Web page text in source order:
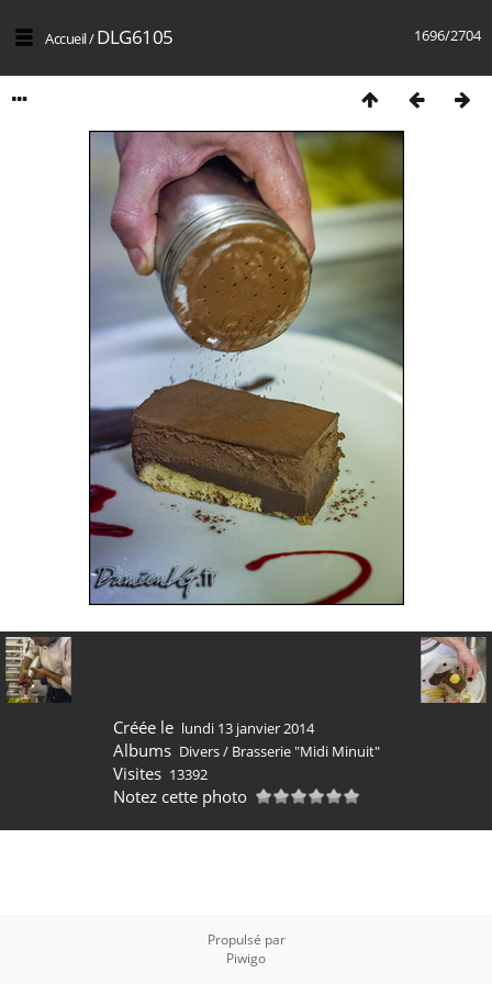
1696/2704
Accueil/DLG6105
Créée le lundi 13 janvier 2014
Albums Divers/ Brasserie "Midi Minuit"
Visites 13392
Notez cette photo
Propulsé par
Piwigo